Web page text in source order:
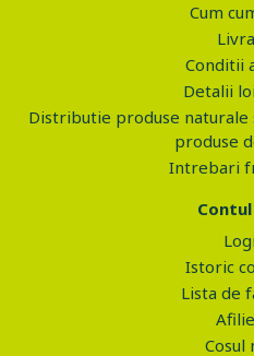
Cum
Conditii
Detalii
Distributie produse naturale
produse
Intrebari
Istoric
Lista de
Cosul